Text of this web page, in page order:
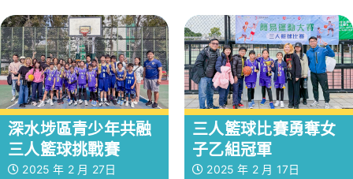
良局與廣東宏遠籃球俱樂部
合作項目-廣東宏遠籃球集
訓
事取得不俗成績，男子籃球
隊早前於以次名出線複賽，
在複賽加時賽中奮戰下落
敗，無緣晉級，而女子隊早
前於小組賽首名出線
深水埗區青少年共融
三人籃球挑戰賽
2025 年 2 月 27日
三人籃球比賽勇奪女
子乙組冠軍
2025 年 2 月 17日